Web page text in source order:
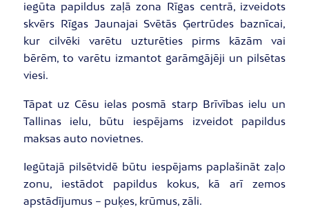
iegūta papildus zaļā zona Rīgas centrā, izveidots
skvērs Rīgas Jaunajai Svētās Ģertrūdes baznīcai,
kur cilvēki varētu uzturēties pirms kāzām vai
bērēm, to varētu izmantot garāmgājēji un pilsētas
viesi.
Tāpat uz Cēsu ielas posmā starp Brīvības ielu un
Tallinas ielu, būtu iespējams izveidot papildus
maksas auto novietnes.
Iegūtajā pilsētvidē būtu iespējams paplašināt zaļo
zonu, iestādot papildus kokus, kā arī zemos
apstādījumus – puķes, krūmus, zāli.